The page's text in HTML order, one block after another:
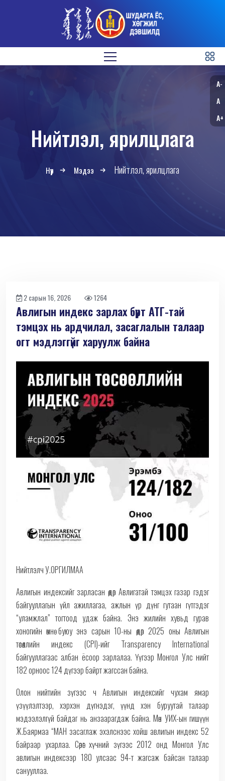
Нийтлэл, ярилцлага
Нүүр Мэдээ Нийтлэл, ярилцлага
2 сарын 16, 2026 1264
Авлигын индекс зарлах бүрт АТГ-тай
тэмцэх нь ардчилал, засаглалын талаар
огт мэдлэггүйг харуулж байна
Нийтлэлч У.ОРГИЛМАА
Авлигын индексийг зарласан өдөр Авлигатай тэмцэх газар гэдэг
байгууллагын үйл ажиллагаа, ажлын үр дүнг гутаан гүтгэдэг
“уламжлал” тогтоод удаж байна. Энэ жилийн хувьд гурав
хоногийн өмнө буюу энэ сарын 10-ны өдөр 2025 оны Авлигын
төсөөллийн индекс (CPI)-ийг Transparency International
байгууллагаас албан ёсоор зарлалаа. Үүгээр Монгол Улс нийт
182 орноос 124 дүгээр байрт жагссан байна.
Олон нийтийн зүгээс ч Авлигын индексийг чухам ямар
үзүүлэлтээр, хэрхэн дүгнэдэг, үүнд хэн буруутай талаар
мэдээлэлгүй байдаг нь анзаарагдаж байна. Мөн УИХ-ын гишүүн
Ж.Баярмаа “МАН засаглаж эхэлснээс хойш авлигын индекс 52
байраар ухарлаа. Сөрөг хүчний зүгээс 2012 онд Монгол Улс
авлигын индексээр 180 улсаас 94-т жагсаж байсан талаар
санууллаа.
A-
A
A+